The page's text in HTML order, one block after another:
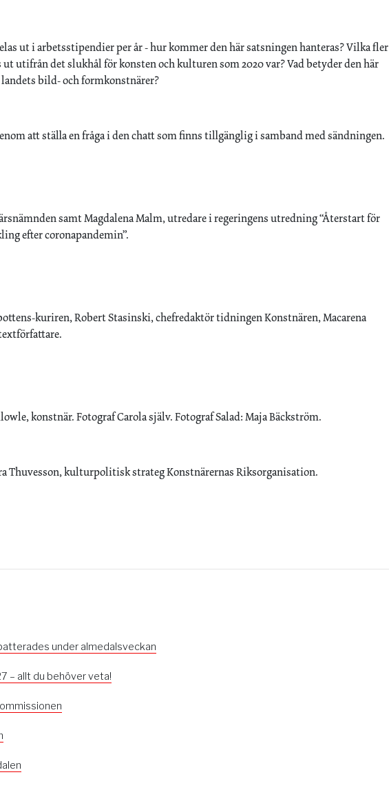
ut i arbetsstipendier per år - hur kommer den här satsningen hanteras? Vilka fler
utifrån det slukhål för konsten och kulturen som 2020 var? Vad betyder den här
bild- och formkonstnärer?
att ställa en fråga i den chatt som finns tillgänglig i samband med sändningen.
samt Magdalena Malm, utredare i regeringens utredning “Återstart för
efter coronapandemin”.
kuriren, Robert Stasinski, chefredaktör tidningen Konstnären, Macarena
konstnär. Fotograf Carola själv. Fotograf Salad: Maja Bäckström.
Thuvesson, kulturpolitisk strateg Konstnärernas Riksorganisation.
under almedalsveckan
– allt du behöver veta!